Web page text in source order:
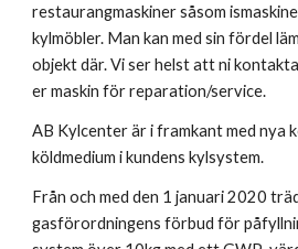
restaurangmaskiner såsom
kylmöbler. Man kan med sin fördel
objekt där. Vi ser helst att ni
er maskin för reparation/service.
AB Kylcenter är i framkant med
köldmedium i kundens kylsystem.
Från och med den 1 januari 2020
gasförordningens förbud för